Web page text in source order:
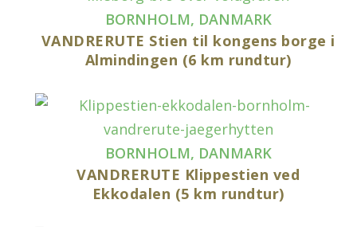
BORNHOLM, DANMARK
VANDRERUTE Stien til kongens borge i
Almindingen (6 km rundtur)
BORNHOLM, DANMARK
VANDRERUTE Klippestien ved
Ekkodalen (5 km rundtur)